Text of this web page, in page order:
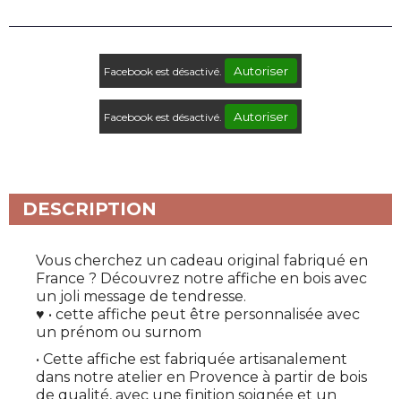
Facebook est désactivé. Autoriser
Facebook est désactivé. Autoriser
DESCRIPTION
Vous cherchez un cadeau original fabriqué en
France ? Découvrez notre affiche en bois avec
un joli message de tendresse.
♥ • cette affiche peut être personnalisée avec
un prénom ou surnom
• Cette affiche est fabriquée artisanalement
dans notre atelier en Provence à partir de bois
de qualité, avec une finition soignée et un